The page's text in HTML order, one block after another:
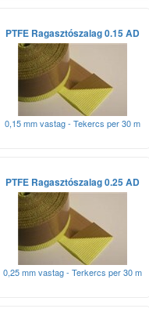
PTFE Ragasztószalag 0.15 AD
0,15 mm vastag - Tekercs per 30 m
PTFE Ragasztószalag 0.25 AD
0,25 mm vastag - Terkercs per 30 m